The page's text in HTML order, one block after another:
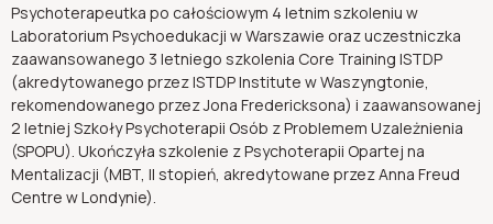
Psychoterapeutka po całościowym 4 letnim szkoleniu w
Laboratorium Psychoedukacji w Warszawie oraz uczestniczka
zaawansowanego 3 letniego szkolenia Core Training ISTDP
(akredytowanego przez ISTDP Institute w Waszyngtonie,
rekomendowanego przez Jona Fredericksona) i zaawansowanej
2 letniej Szkoły Psychoterapii Osób z Problemem Uzależnienia
(SPOPU). Ukończyła szkolenie z Psychoterapii Opartej na
Mentalizacji (MBT, II stopień, akredytowane przez Anna Freud
Centre w Londynie).